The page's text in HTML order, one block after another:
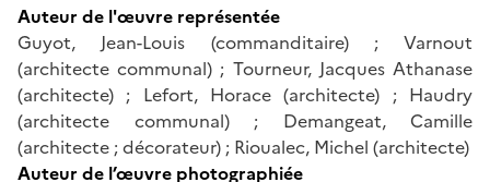
Auteur de l'œuvre représentée
Guyot, Jean-Louis (commanditaire) ; Varnout
(architecte communal) ; Tourneur, Jacques Athanase
(architecte) ; Lefort, Horace (architecte) ; Haudry
(architecte communal) ; Demangeat, Camille
(architecte ; décorateur) ; Rioualec, Michel (architecte)
Auteur de l’œuvre photographiée